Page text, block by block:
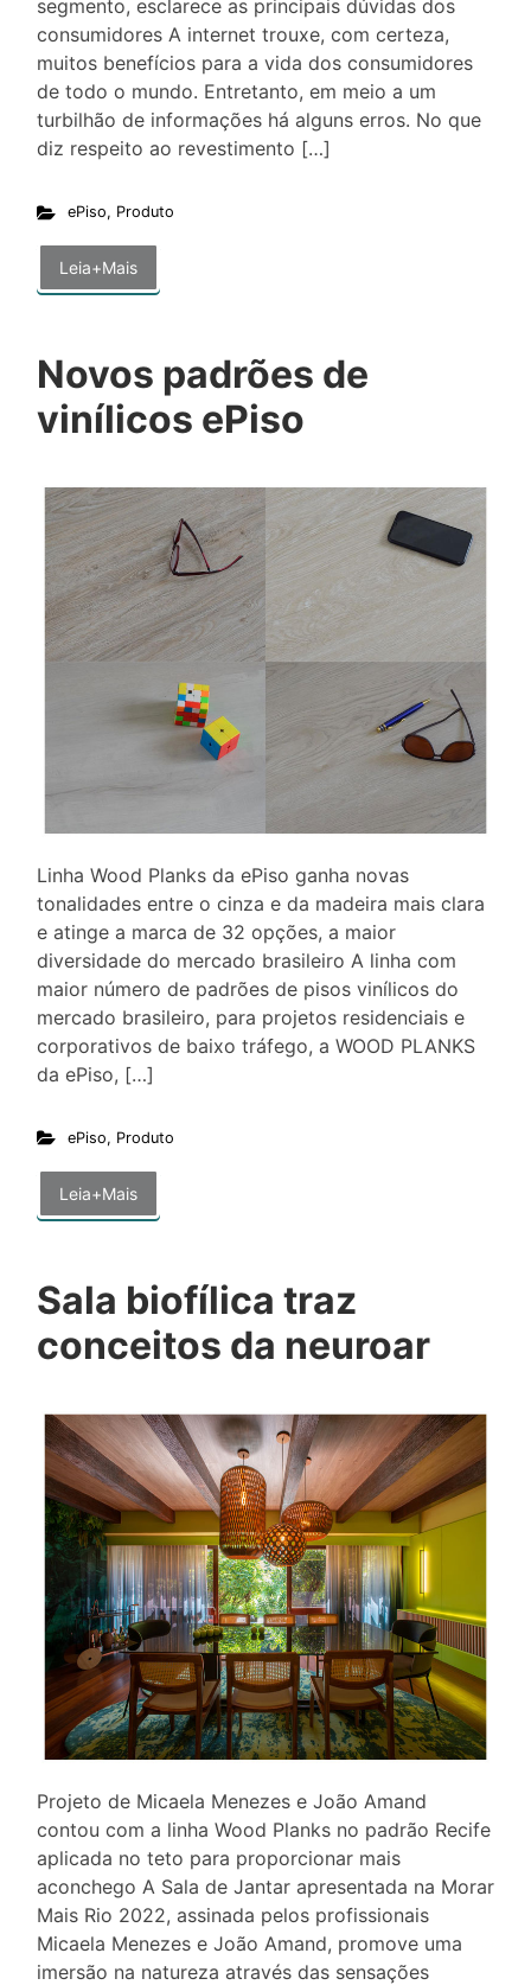
segmento, esclarece as principais dúvidas dos
consumidores A internet trouxe, com certeza,
muitos benefícios para a vida dos consumidores
de todo o mundo. Entretanto, em meio a um
turbilhão de informações há alguns erros. No que
diz respeito ao revestimento […]
ePiso, Produto
Leia+Mais
Novos padrões de
vinílicos ePiso
Linha Wood Planks da ePiso ganha novas
tonalidades entre o cinza e da madeira mais clara
e atinge a marca de 32 opções, a maior
diversidade do mercado brasileiro A linha com
maior número de padrões de pisos vinílicos do
mercado brasileiro, para projetos residenciais e
corporativos de baixo tráfego, a WOOD PLANKS
da ePiso, […]
ePiso, Produto
Leia+Mais
Sala biofílica traz
conceitos da neuroar
Projeto de Micaela Menezes e João Amand
contou com a linha Wood Planks no padrão Recife
aplicada no teto para proporcionar mais
aconchego A Sala de Jantar apresentada na Morar
Mais Rio 2022, assinada pelos profissionais
Micaela Menezes e João Amand, promove uma
imersão na natureza através das sensações